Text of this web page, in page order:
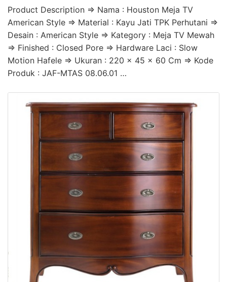
Product Description => Nama : Houston Meja TV
American Style => Material : Kayu Jati TPK Perhutani =>
Desain : American Style => Kategory : Meja TV Mewah
=> Finished : Closed Pore => Hardware Laci : Slow
Motion Hafele => Ukuran : 220 x 45 x 60 Cm => Kode
Produk : JAF-MTAS 08.06.01 …